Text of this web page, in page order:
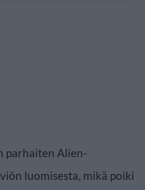
parhaiten Alien-
luomisesta, mikä poiki